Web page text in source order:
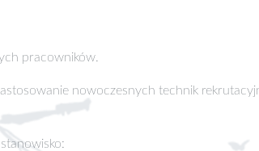
pracowników.
nowoczesnych technik